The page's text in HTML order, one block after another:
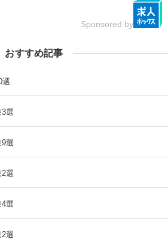
Sponsored by
おすすめ記事
選
選
選
選
選
選